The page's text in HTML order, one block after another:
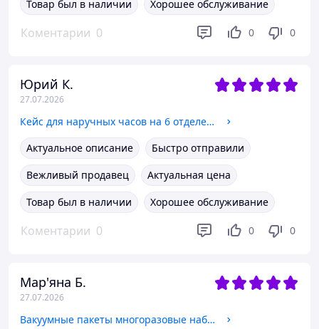
Товар был в наличии Хорошее обслуживание
Коментарии 0 0 0
Юрий К.
27.07.2026
Кейс для наручных часов на 6 отделений шкатулка деревянная с прозрачным окном футляр органайзер для наручных часов
Актуальное описание
Быстро отправили
Вежливый продавец
Актуальная цена
Товар был в наличии
Хорошее обслуживание
Коментарии 0 0 0
Мар'яна Б.
27.07.2026
Вакуумные пакеты многоразовые набор для одежды вещей багажа, мешки вакуумные прозрачные для хранения, комплект 8 шт